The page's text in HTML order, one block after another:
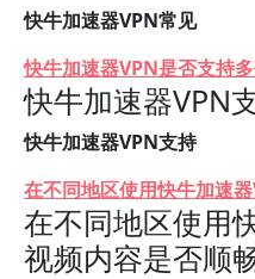
快牛加速器VPN常见
快牛加速器VPN是否支持
快牛加速器VPN
快牛加速器VPN支持
在不同地区使用快牛加速
在不同地区使用
视频内容是否顺